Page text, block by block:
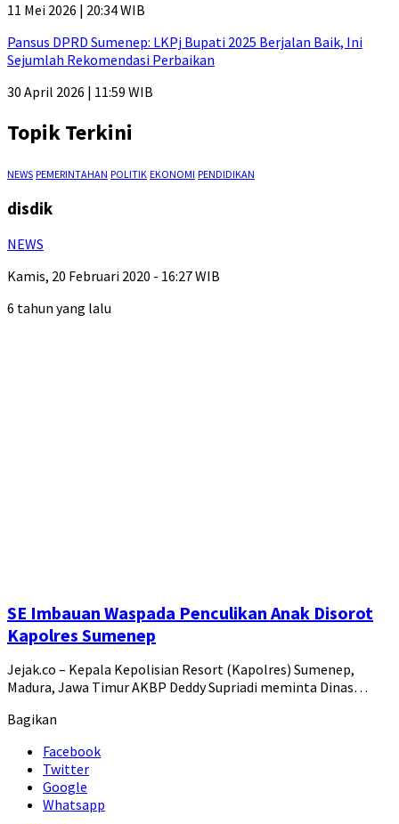
11 Mei 2026 | 20:34 WIB
Pansus DPRD Sumenep: LKPj Bupati 2025 Berjalan Baik, Ini
Sejumlah Rekomendasi Perbaikan
30 April 2026 | 11:59 WIB
Topik Terkini
NEWS PEMERINTAHAN POLITIK EKONOMI PENDIDIKAN
disdik
NEWS
Kamis, 20 Februari 2020 - 16:27 WIB
6 tahun yang lalu
SE Imbauan Waspada Penculikan Anak Disorot
Kapolres Sumenep
Jejak.co – Kepala Kepolisian Resort (Kapolres) Sumenep,
Madura, Jawa Timur AKBP Deddy Supriadi meminta Dinas…
Bagikan
Facebook
Twitter
Google
Whatsapp